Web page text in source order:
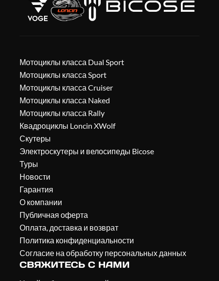
Мотоциклы класса Dual Sport
Мотоциклы класса Sport
Мотоциклы класса Cruiser
Мотоциклы класса Naked
Мотоциклы класса Rally
Квадроциклы Loncin XWolf
Скутеры
Электроскутеры и велосипеды Bicose
Туры
Новости
Гарантия
О компании
Публичная оферта
Оплата, доставка и возврат
Политика конфиденциальности
Согласие на обработку персональных данных
СВЯЖИТЕСЬ С НАМИ